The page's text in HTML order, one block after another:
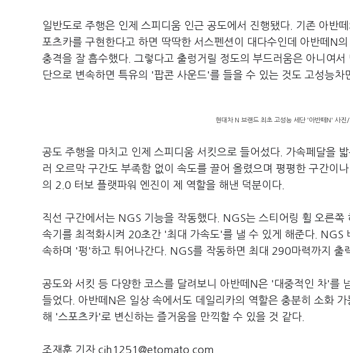
일반도로 주행은 인제 스피디움 인근 공도에서 진행됐다. 기존 아반
포츠카를 구현한다고 하면 딱딱한 서스펜션이 대다수인데 아반떼N
충격을 잘 흡수했다. 그렇다고 출렁거릴 정도의 부드러움은 아니여
단으로 변속하면 특유의 '팝콘 사운드'를 들을 수 있는 것도 고성능차
현대차 N 브랜드 최초 고성능 세단 '아반떼N' 사진
공도 주행을 마치고 인제 스피디움 서킷으로 들어섰다. 가속페달을
러 오르막 구간도 부족함 없이 속도를 끌어 올렸으며 평평한 구간이
의 2.0 터보 플랫파워 엔진이 제 역할을 해낸 덕분이다.
직선 구간에서는 NGS 기능을 작동했다. NGS는 스티어링 휠 오른쪽
속기를 최적화시켜 20초간 '최대 가속도'를 낼 수 있게 해준다. NGS
속하며 '펑'하고 튀어나간다. NGS를 작동하면 최대 290마력까지 출
공도와 서킷 등 다양한 코스를 달려보니 아반떼N은 '대중적인 차'를
들었다. 아반떼N은 일상 속에서도 데일리카의 역할은 충분히 소화
해 '스포츠카'로 변신하는 즐거움을 만끽할 수 있을 것 같다.
조재훈 기자 cjh1251@etomato.com